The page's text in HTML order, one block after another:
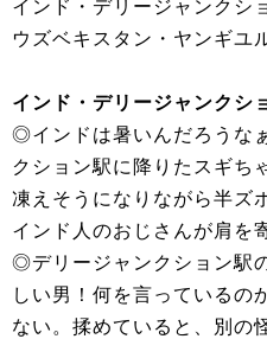
インド・デリージャンクシ
ウズベキスタン・ヤンギユ
インド・デリージャンクシ
◎インドは暑いんだろうな
クション駅に降りたスギち
凍えそうになりながら半ズ
インド人のおじさんが肩を
◎デリージャンクション駅
しい男！何を言っているの
ない。揉めていると、別